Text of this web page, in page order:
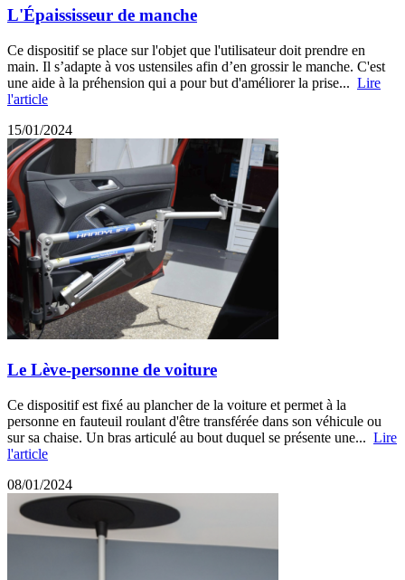
L'Épaississeur de manche
Ce dispositif se place sur l'objet que l'utilisateur doit prendre en
main. Il s’adapte à vos ustensiles afin d’en grossir le manche. C'est
une aide à la préhension qui a pour but d'améliorer la prise... Lire
l'article
15/01/2024
Le Lève-personne de voiture
Ce dispositif est fixé au plancher de la voiture et permet à la
personne en fauteuil roulant d'être transférée dans son véhicule ou
sur sa chaise. Un bras articulé au bout duquel se présente une... Lire
l'article
08/01/2024